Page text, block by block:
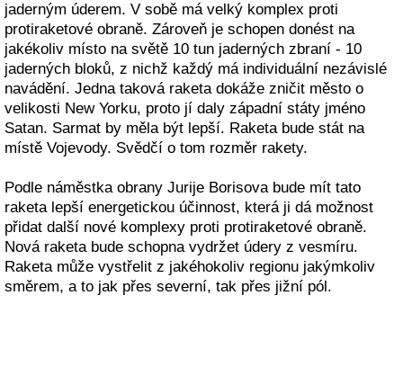
jaderným úderem. V sobě má velký komplex proti
protiraketové obraně. Zároveň je schopen donést na
jakékoliv místo na světě 10 tun jaderných zbraní - 10
jaderných bloků, z nichž každý má individuální nezávislé
navádění. Jedna taková raketa dokáže zničit město o
velikosti New Yorku, proto jí daly západní státy jméno
Satan. Sarmat by měla být lepší. Raketa bude stát na
místě Vojevody. Svědčí o tom rozměr rakety.
Podle náměstka obrany Jurije Borisova bude mít tato
raketa lepší energetickou účinnost, která ji dá možnost
přidat další nové komplexy proti protiraketové obraně.
Nová raketa bude schopna vydržet údery z vesmíru.
Raketa může vystřelit z jakéhokoliv regionu jakýmkoliv
směrem, a to jak přes severní, tak přes jižní pól.